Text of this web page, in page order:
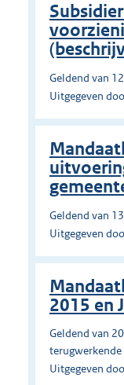
Geldend van
Uitgegeven
Geldend van
Uitgegeven
2015 en
Geldend van
Uitgegeven